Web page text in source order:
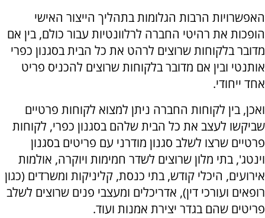
האפשרויות הרבות הגלומות בתהליך הייצור האישי
הופכות את רהיטי החברה לרלוונטיות עבור כולם, בין אם
מדובר בלקוחות שרוצים לרהט את כל הבית בסגנון כפרי
אותנטי ובין אם מדובר בלקוחות שרוצים להכניס פריט
אחד ייחודי.
ואכן, בין לקוחות החברה ניתן למצוא לקוחות פרטיים
שביקשו לעצב את כל הבית שלהם בסגנון כפרי, לקוחות
פרטיים שרצו לשלב סגנון מודרני עם פריטים בסגנון
וינטג', בתי מלון שרוצים לשדר חמימות ויוקרה, אולמות
אירועים, היכלי קודש, בתי כנסת, קליניקות ומשרדים (כגון
רופאים ועורכי דין), אדריכלים ומעצבי פנים שרוצים לשלב
פריטים שהם בגדר יצירת אמנות ועוד.